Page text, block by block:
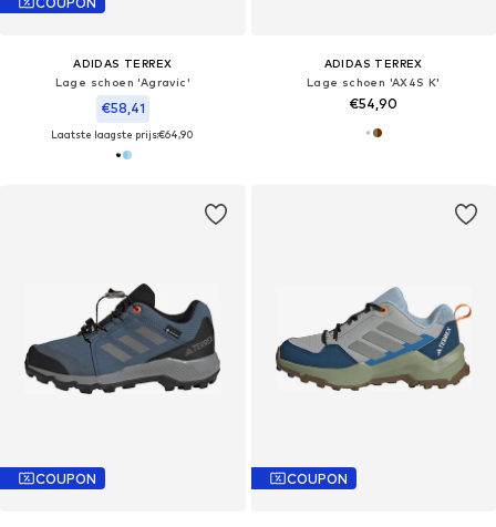
ADIDAS TERREX
Lage schoen 'Agravic'
€58,41
Laatste laagste prijs:€64,90
ADIDAS TERREX
Lage schoen 'AX4S K'
€54,90
COUPON COUPON